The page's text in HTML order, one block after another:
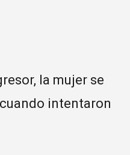
la mujer se
intentaron